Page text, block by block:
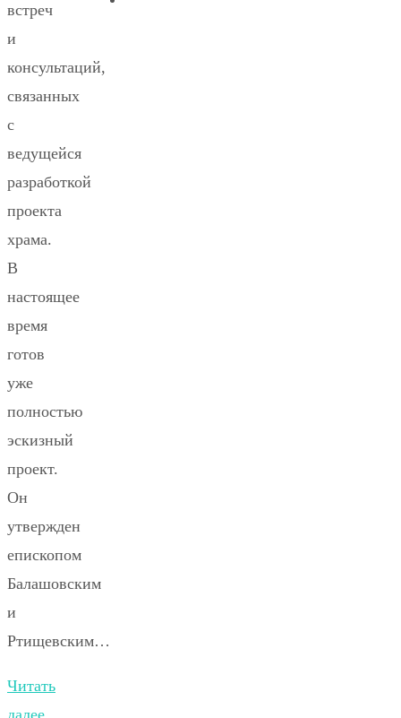
встреч
и
консультаций,
связанных
с
ведущейся
разработкой
проекта
храма.
В
настоящее
время
готов
уже
полностью
эскизный
проект.
Он
утвержден
епископом
Балашовским
и
Ртищевским…
Читать